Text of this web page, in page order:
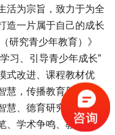
活为宗旨，致力于为全
造一片属于自己的成长
研究青少年教育）》
习、引导青少年成长”
式改进、课程教材优
慧，传播教育新思想、
、德育研究、创造教
、学术争鸣、教法交